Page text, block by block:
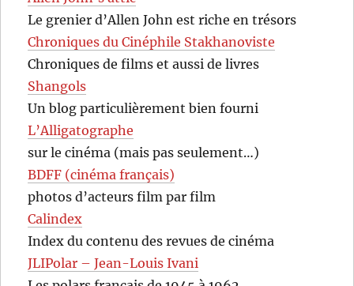
Le grenier d’Allen John est riche en trésors
Chroniques du Cinéphile Stakhanoviste
Chroniques de films et aussi de livres
Shangols
Un blog particulièrement bien fourni
L’Alligatographe
sur le cinéma (mais pas seulement…)
BDFF (cinéma français)
photos d’acteurs film par film
Calindex
Index du contenu des revues de cinéma
JLIPolar – Jean-Louis Ivani